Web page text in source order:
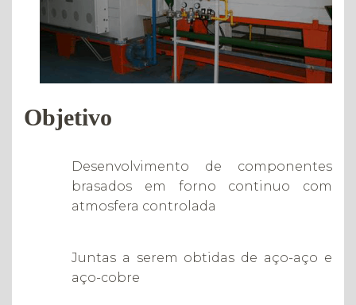
Objetivo
Desenvolvimento de componentes
brasados em forno continuo com
atmosfera controlada
Juntas a serem obtidas de aço-aço e
aço-cobre